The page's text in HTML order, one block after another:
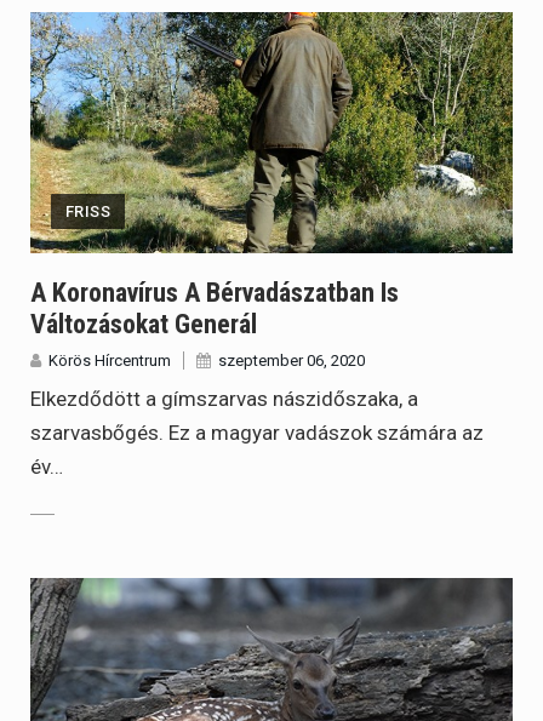
FRISS
A Koronavírus A Bérvadászatban Is
Változásokat Generál
Körös Hírcentrum szeptember 06, 2020
Elkezdődött a gímszarvas nászidőszaka, a
szarvasbőgés. Ez a magyar vadászok számára az
év…